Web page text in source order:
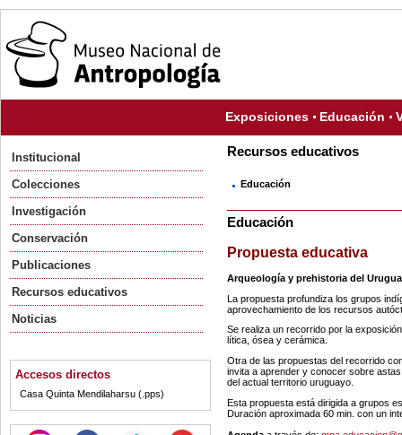
Exposiciones Educación
Institucional
Colecciones
Investigación
Conservación
Publicaciones
Recursos educativos
Noticias
Accesos directos
Casa Quinta Mendilaharsu (.pps)
Recursos educativos
Educación
Educación
Propuesta educativa
Arqueología y prehistoria del
La propuesta profundiza los grupos
aprovechamiento de los recursos
Se realiza un recorrido por la exposición
lítica, ósea y cerámica.
Otra de las propuestas del recorrido
invita a aprender y conocer sobre
del actual territorio uruguayo.
Esta propuesta está dirigida a grupos
Duración aproximada 60 min. con un